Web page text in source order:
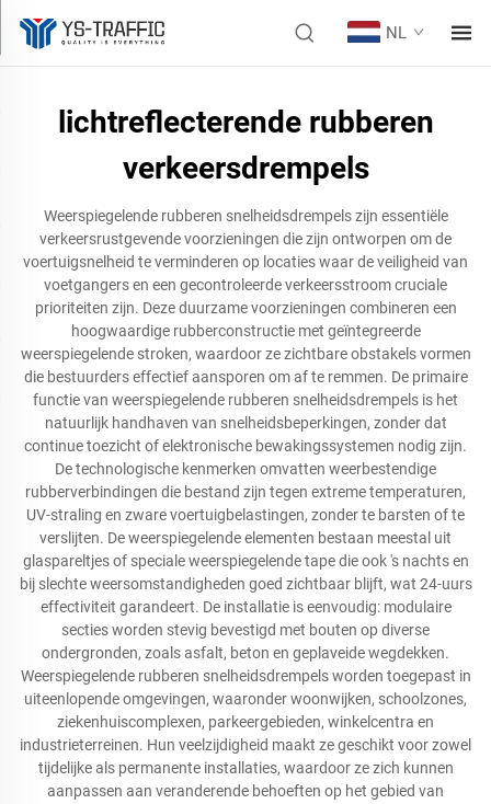
NL
lichtreflecterende rubberen
verkeersdrempels
Weerspiegelende rubberen snelheidsdrempels zijn essentiële
verkeersrustgevende voorzieningen die zijn ontworpen om de
voertuigsnelheid te verminderen op locaties waar de veiligheid van
voetgangers en een gecontroleerde verkeersstroom cruciale
prioriteiten zijn. Deze duurzame voorzieningen combineren een
hoogwaardige rubberconstructie met geïntegreerde
weerspiegelende stroken, waardoor ze zichtbare obstakels vormen
die bestuurders effectief aansporen om af te remmen. De primaire
functie van weerspiegelende rubberen snelheidsdrempels is het
natuurlijk handhaven van snelheidsbeperkingen, zonder dat
continue toezicht of elektronische bewakingssystemen nodig zijn.
De technologische kenmerken omvatten weerbestendige
rubberverbindingen die bestand zijn tegen extreme temperaturen,
UV-straling en zware voertuigbelastingen, zonder te barsten of te
verslijten. De weerspiegelende elementen bestaan meestal uit
glaspareltjes of speciale weerspiegelende tape die ook 's nachts en
bij slechte weersomstandigheden goed zichtbaar blijft, wat 24-uurs
effectiviteit garandeert. De installatie is eenvoudig: modulaire
secties worden stevig bevestigd met bouten op diverse
ondergronden, zoals asfalt, beton en geplaveide wegdekken.
Weerspiegelende rubberen snelheidsdrempels worden toegepast in
uiteenlopende omgevingen, waaronder woonwijken, schoolzones,
ziekenhuiscomplexen, parkeergebieden, winkelcentra en
industrieterreinen. Hun veelzijdigheid maakt ze geschikt voor zowel
tijdelijke als permanente installaties, waardoor ze zich kunnen
aanpassen aan veranderende behoeften op het gebied van